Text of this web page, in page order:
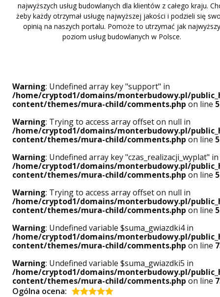
najwyższych usług budowlanych dla klientów z całego kraju.
żeby każdy otrzymał usługę najwyższej jakości i podzieli się
opinią na naszych portalu. Pomoże to utrzymać jak najwyższy
poziom usług budowlanych w Polsce.
Warning: Undefined array key "support" in
/home/cryptod1/domains/monterbudowy.pl/
content/themes/mura-child/comments.php on line
Warning: Trying to access array offset on null in
/home/cryptod1/domains/monterbudowy.pl/
content/themes/mura-child/comments.php on line
Warning: Undefined array key "czas_realizacji_wyplat" in
/home/cryptod1/domains/monterbudowy.pl/
content/themes/mura-child/comments.php on line
Warning: Trying to access array offset on null in
/home/cryptod1/domains/monterbudowy.pl/
content/themes/mura-child/comments.php on line
Warning: Undefined variable $suma_gwiazdki4 in
/home/cryptod1/domains/monterbudowy.pl/
content/themes/mura-child/comments.php on line
Warning: Undefined variable $suma_gwiazdki5 in
/home/cryptod1/domains/monterbudowy.pl/
content/themes/mura-child/comments.php on line
Ogólna ocena: